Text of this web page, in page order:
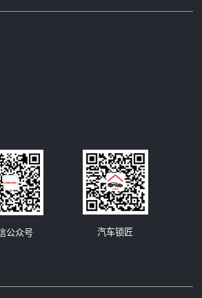
公众号 汽车锁匠